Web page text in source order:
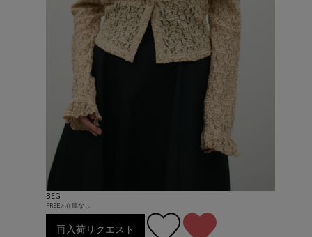
BEG
FREE / 在庫なし
再入荷リクエスト